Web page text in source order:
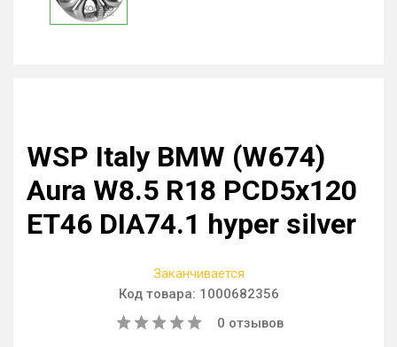
WSP Italy BMW (W674)
Aura W8.5 R18 PCD5x120
ET46 DIA74.1 hyper silver
Заканчивается
Код товара: 1000682356
0 отзывов